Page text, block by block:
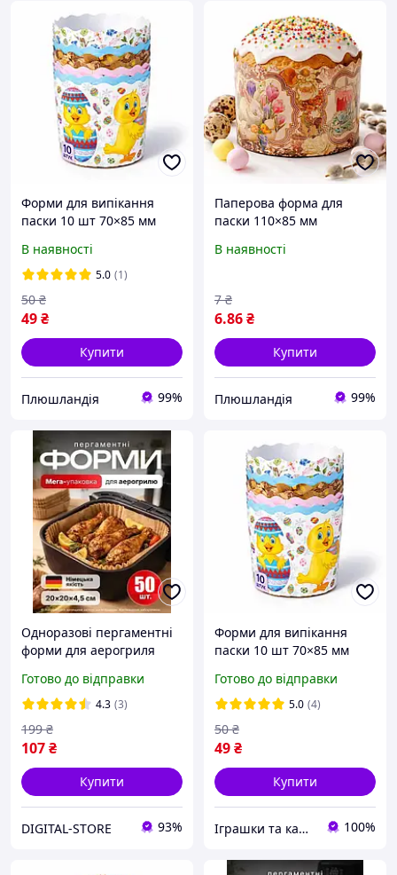
Форми для випікання
паски 10 шт 70×85 мм
великодні паперові
стаканчики для пасок 100
150 г, одноразові
В наявності
5.0 (1)
49₴
50 ₴
Купити
Плюшландія 99%
Паперова форма для
паски 110×85 мм
випічки паски, 200 300 г
00053442-2
В наявності
6.86₴
7 ₴
Купити
Плюшландія 99%
Одноразові пергаментні
форми для аерогриля
аерафритюрниці 20см
50штук в упаковці
Готово до відправки
4.3 (3)
107₴
199 ₴
Купити
DIGITAL-STORE 93%
Форми для випікання
паски 10 шт 70×85 мм
великодні паперові
стаканчики для пасок 100
150 г, одноразові
Готово до відправки
5.0 (4)
49₴
50 ₴
Купити
Іграшки та канцтовари "Плюшево" 100%